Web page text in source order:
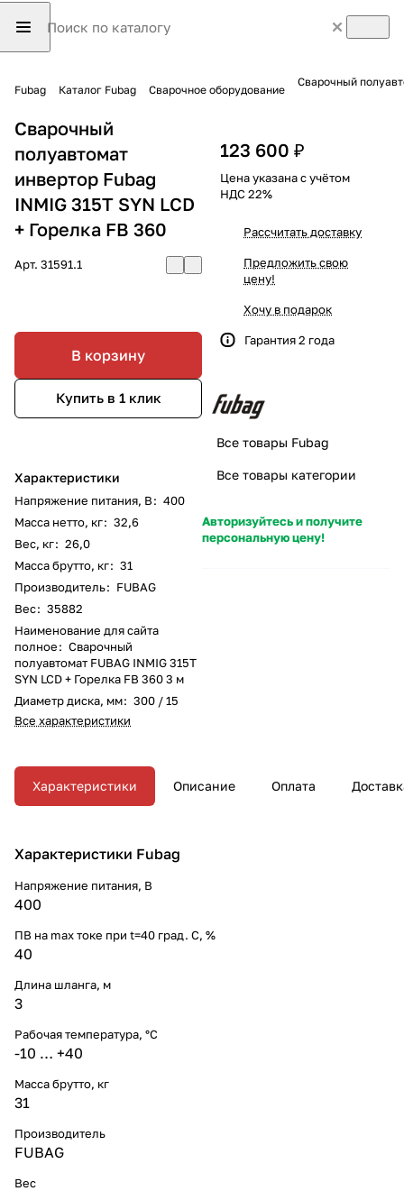
Fubag Каталог Fubag Сварочное оборудование
Сварочный
полуавтомат
инвертор Fubag
INMIG 315T SYN LCD
+ Горелка FB 360
Арт. 31591.1
В корзину
Купить в 1 клик
Характеристики
Напряжение питания, В: 400
Масса нетто, кг: 32,6
Вес, кг: 26,0
Масса брутто, кг: 31
Производитель: FUBAG
Вес: 35882
Наименование для сайта
полное: Сварочный
полуавтомат FUBAG INMIG 315T
SYN LCD + Горелка FB 360 3 м
Диаметр диска, мм: 300 / 15
Все характеристики
123 600 ₽
Цена указана с учётом
НДС 22%
Рассчитать доставку
Предложить свою
цену!
Хочу в подарок
Гарантия 2 года
Все товары Fubag
Все товары категории
Авторизуйтесь и получите
персональную цену!
Характеристики Описание Оплата
Характеристики Fubag
Напряжение питания, В
400
ПВ на max токе при t=40 град. С, %
40
Длина шланга, м
3
Рабочая температура, °C
-10 … +40
Масса брутто, кг
31
Производитель
FUBAG
Вес